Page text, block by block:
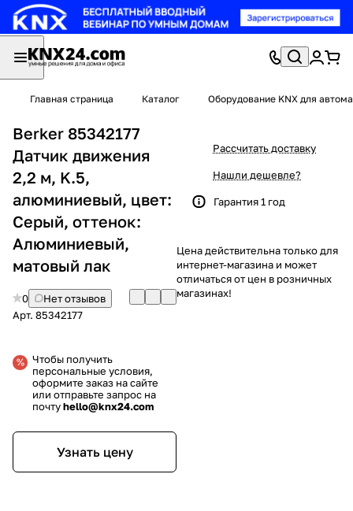
Главная страница Каталог Оборудование KNX для
Berker 85342177
Датчик движения
2,2 м, K.5,
алюминиевый, цвет:
Серый, оттенок:
Алюминиевый,
матовый лак
0
Нет отзывов
Арт. 85342177
Чтобы получить
персональные условия,
оформите заказ на сайте
или отправьте запрос на
почтуhello@knx24.com
Узнать цену
Рассчитать доставку
Нашли дешевле?
Гарантия 1 год
Цена действительна только для
интернет-магазина и может
отличаться от цен в розничных
магазинах!